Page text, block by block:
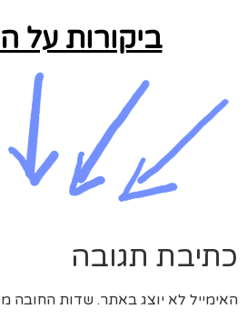
ביקורות על
כתיבת תגובה
האימייל לא יוצג באתר.שדות החובה